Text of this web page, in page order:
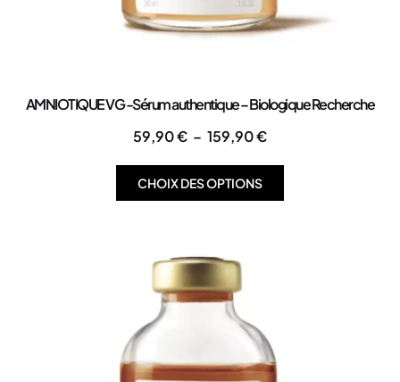
AMNIOTIQUE VG -Sérum authentique – Biologique Recherche
59,90€ – 159,90€
CHOIX DES OPTIONS